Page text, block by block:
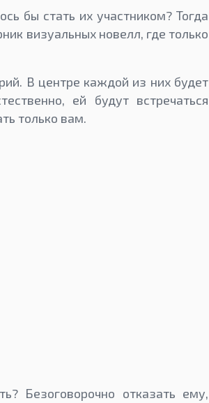
бы стать их участником? Тогда
визуальных новелл, где только
В центре каждой из них будет
ей будут встречаться
только вам.
Безоговорочно отказать ему,